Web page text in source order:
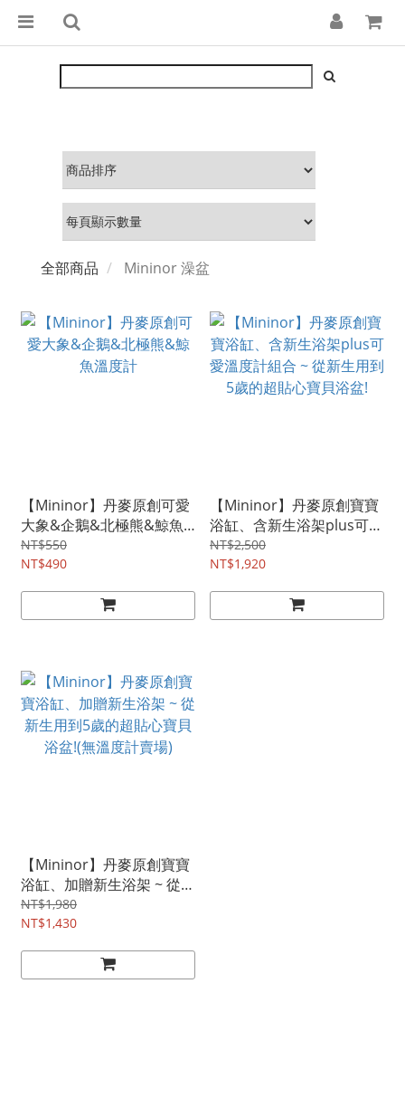
全部商品 Mininor 澡盆
【Mininor】丹麥原創可愛
大象&企鵝&北極熊&鯨魚
溫度計
NT$550
NT$490
【Mininor】丹麥原創寶寶
浴缸、含新生浴架plus可愛
溫度計組合 ~ 從新生用到5
歲的超貼心寶貝浴盆!
NT$2,500
NT$1,920
【Mininor】丹麥原創寶寶
浴缸、加贈新生浴架 ~ 從新
生用到5歲的超貼心寶貝浴
盆!(無溫度計賣場)
NT$1,980
NT$1,430